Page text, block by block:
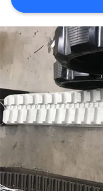
리
문
의
하
기
조